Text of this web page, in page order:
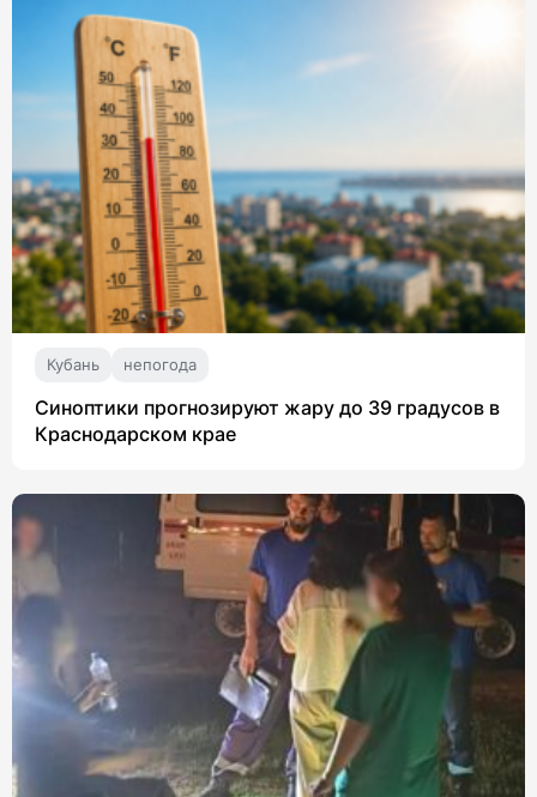
Кубань непогода
Синоптики прогнозируют жару до 39 градусов в
Краснодарском крае